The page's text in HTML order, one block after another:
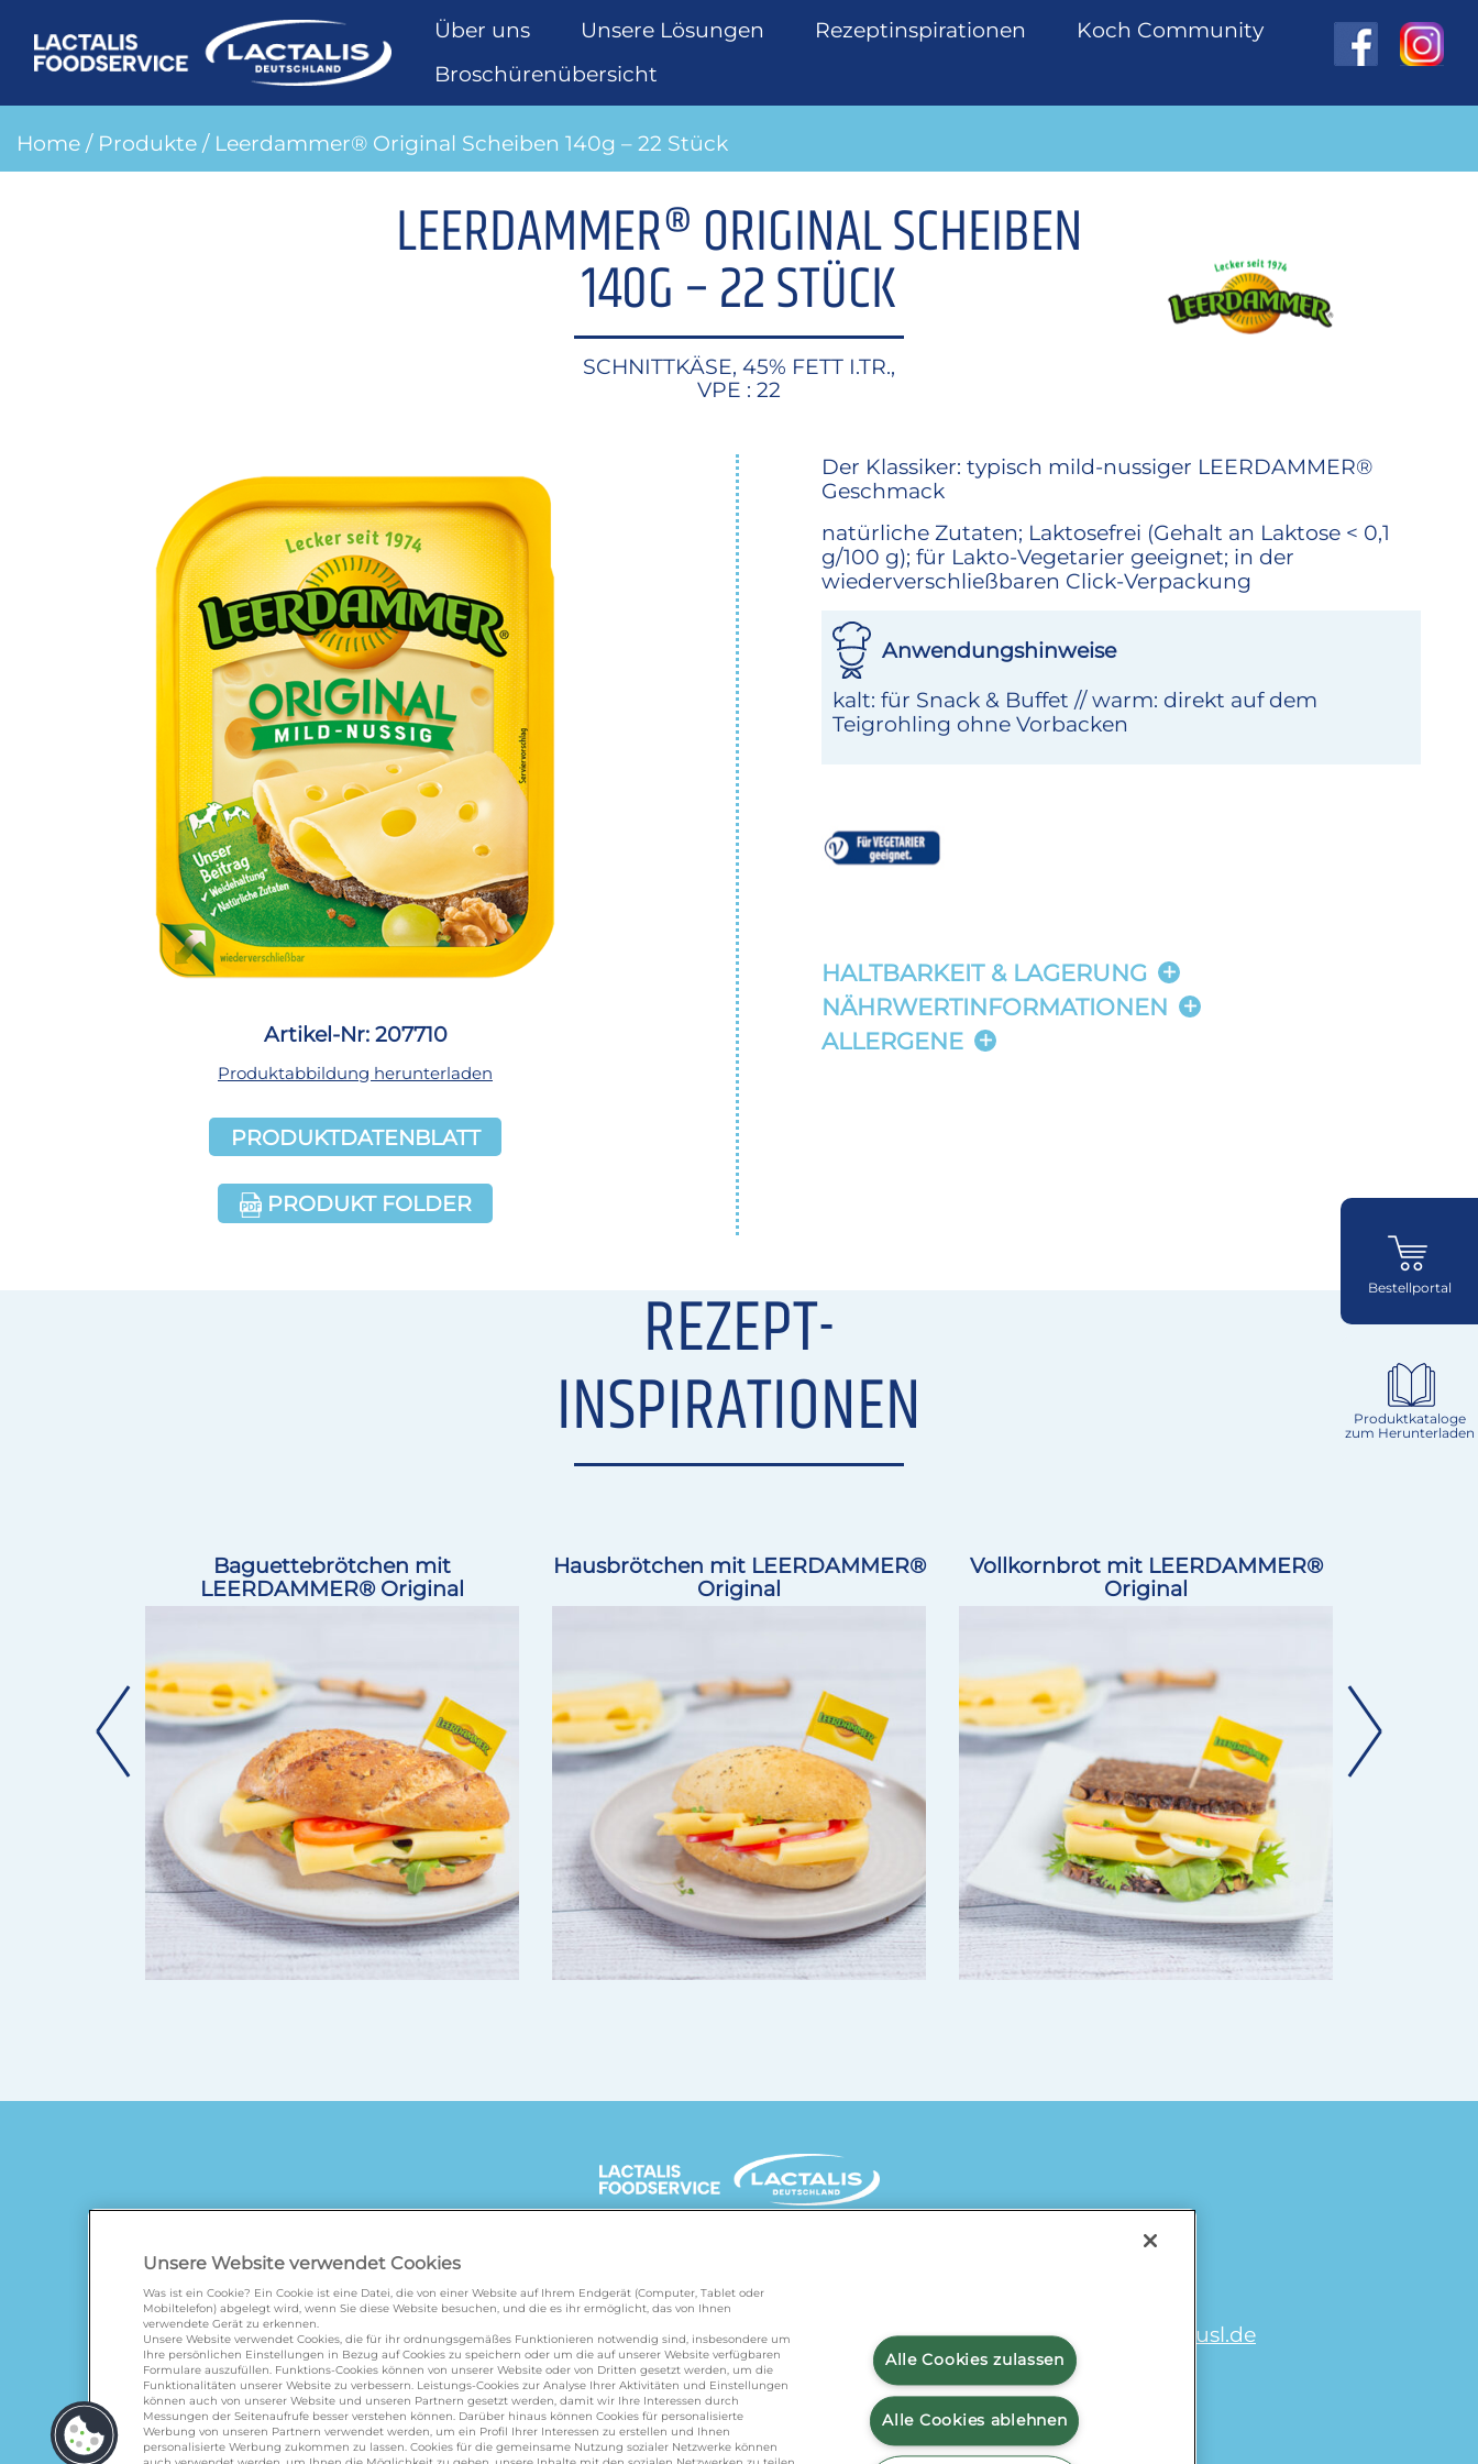
Über uns Unsere Lösungen Rezeptinspirationen
Koch Community
Broschürenübersicht
Home / Produkte / Leerdammer® Original Scheiben 140g – 22 Stück
LEERDAMMER® ORIGINAL SCHEIBEN
140G – 22 STÜCK
SCHNITTKÄSE, 45% FETT I.TR.,
VPE : 22
Artikel-Nr: 207710
Produktabbildung herunterladen
PRODUKTDATENBLATT
PRODUKT FOLDER
Der Klassiker: typisch mild-nussiger LEERDAMMER®
Geschmack
natürliche Zutaten; Laktosefrei (Gehalt an Laktose < 0,1
g/100 g); für Lakto-Vegetarier geeignet; in der
wiederverschließbaren Click-Verpackung
Anwendungshinweise
kalt: für Snack & Buffet // warm: direkt auf dem
Teigrohling ohne Vorbacken
HALTBARKEIT & LAGERUNG
NÄHRWERTINFORMATIONEN
ALLERGENE
REZEPT-
INSPIRATIONEN
Baguettebrötchen mit
LEERDAMMER® Original
Hausbrötchen mit LEERDAMMER®
Original
Vollkornbrot mit LEERDAMMER®
Original
UNSERE MARKENSEITEN
galbani.de/leerdammer.de/president.de/salakis.de/ frankenland.com/omiramilch.de minusl.de
KONTAKT
Bestellportal
Produktkataloge
zum Herunterladen
Unsere Website verwendet Cookies
Was ist ein Cookie? Ein Cookie ist eine Datei, die von einer Website auf Ihrem Endgerät (Computer, Tablet oder
Mobiltelefon) abgelegt wird, wenn Sie diese Website besuchen, und die es ihr ermöglicht, das von Ihnen
verwendete Gerät zu erkennen.
Unsere Website verwendet Cookies, die für ihr ordnungsgemäßes Funktionieren notwendig sind, insbesondere um
Ihre persönlichen Einstellungen in Bezug auf Cookies zu speichern oder um die auf unserer Website verfügbaren
Formulare auszufüllen. Funktions-Cookies können von unserer Website oder von Dritten gesetzt werden, um die
Funktionalitäten unserer Website zu verbessern. Leistungs-Cookies zur Analyse Ihrer Aktivitäten und Einstellungen
können auch von unserer Website und unseren Partnern gesetzt werden, damit wir Ihre Interessen durch
Messungen der Seitenaufrufe besser verstehen können. Darüber hinaus können Cookies für personalisierte
Werbung von unseren Partnern verwendet werden, um ein Profil Ihrer Interessen zu erstellen und Ihnen
personalisierte Werbung zukommen zu lassen. Cookies für die gemeinsame Nutzung sozialer Netzwerke können
Alle Cookies zulassen
Alle Cookies ablehnen